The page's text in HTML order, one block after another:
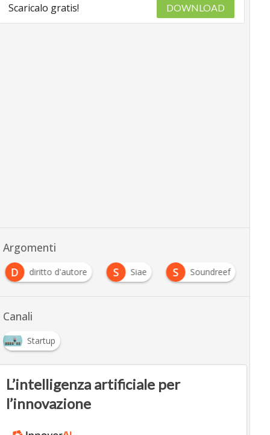
Scaricalo gratis! DOWNLOAD
Argomenti
D diritto d'autore S Siae S Soundreef
Canali
Startup
L’intelligenza artificiale per
l’innovazione